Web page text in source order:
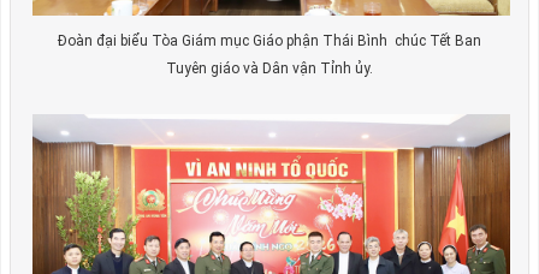
Đoàn đại biểu Tòa Giám mục Giáo phận Thái Bình chúc Tết Ban
Tuyên giáo và Dân vận Tỉnh ủy.